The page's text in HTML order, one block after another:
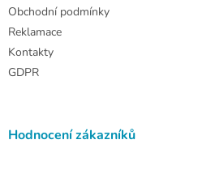
Obchodní podmínky
Reklamace
Kontakty
GDPR
Hodnocení zákazníků